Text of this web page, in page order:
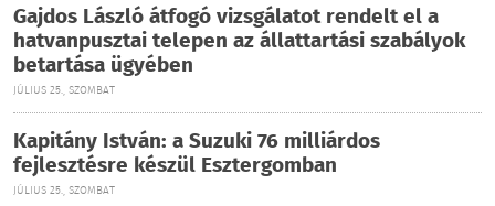
Gajdos László átfogó vizsgálatot rendelt el a
hatvanpusztai telepen az állattartási szabályok
betartása ügyében
JÚLIUS 25., SZOMBAT
Kapitány István: a Suzuki 76 milliárdos
fejlesztésre készül Esztergomban
JÚLIUS 25., SZOMBAT